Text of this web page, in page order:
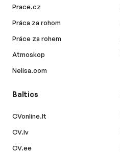
Prace.cz
Práca za rohom
Práce za rohem
Atmoskop
Nelisa.com
Baltics
CVonline.lt
CV.lv
CV.ee